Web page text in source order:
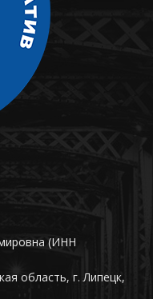
(ИНН
область, г. Липецк,